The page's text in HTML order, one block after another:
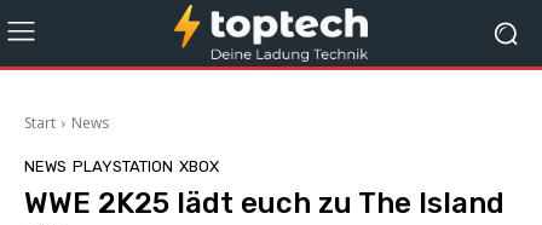
Start News
NEWS PLAYSTATION XBOX
WWE 2K25 lädt euch zu The Island